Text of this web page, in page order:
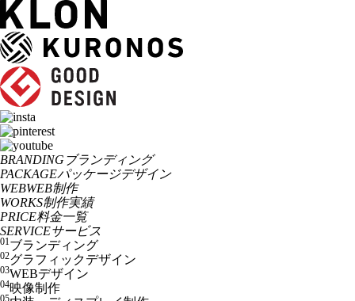
BRANDING ブランディング
PACKAGEパッケージデザイン
WEBWEB制作
WORKS制作実績
PRICE料金一覧
SERVICEサービス
01ブランディング
02グラフィックデザイン
03WEBデザイン
04映像制作